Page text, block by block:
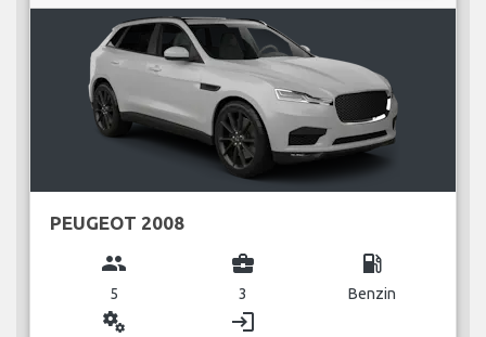
PEUGEOT 2008
group
5
business_center
3
local_gas_station
Benzin
miscellaneous_services login